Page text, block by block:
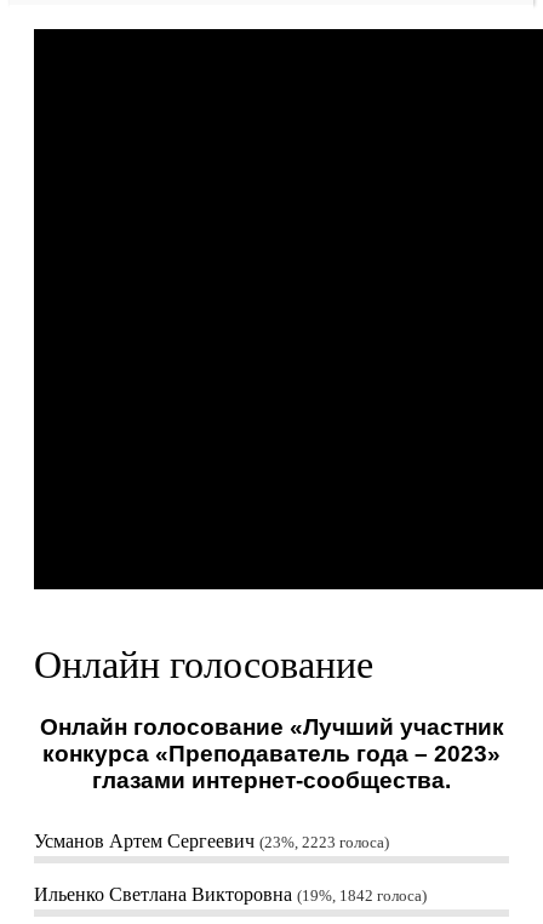
Онлайн голосование
Онлайн голосование «Лучший участник
конкурса «Преподаватель года – 2023»
глазами интернет-сообщества.
Усманов Артем Сергеевич 23%, 2223 голоса
Ильенко Светлана Викторовна 19%, 1842 голоса